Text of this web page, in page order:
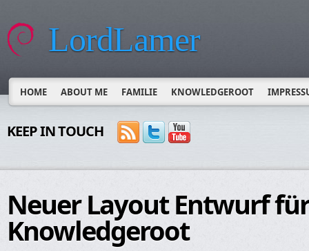
LordLamer
HOME ABOUT ME FAMILIE KNOWLEDGEROOT
KEEP IN TOUCH
Neuer Layout Entwurf für
Knowledgeroot